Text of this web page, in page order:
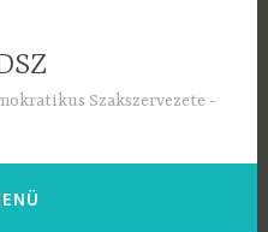
Szakszervezete